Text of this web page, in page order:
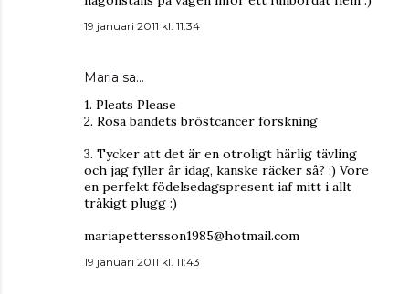
19 januari 2011 kl. 11:34
Maria sa…
1. Pleats Please
2. Rosa bandets bröstcancer forskning
3. Tycker att det är en otroligt härlig tävling
och jag fyller år idag, kanske räcker så? ;) Vore
en perfekt födelsedagspresent iaf mitt i allt
tråkigt plugg :)
mariapettersson1985@hotmail.com
19 januari 2011 kl. 11:43